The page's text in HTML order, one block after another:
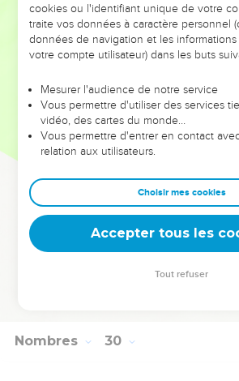
35 à 38La fête de clôture.
Le huitième jour...Le vingt-deuxième,
Lévitique 23.36
Formule finale.
Indépendamment de vos vœux
communauté tout entière ; en dehors de
sacrifices volontaires offerts par les
23.38
21).
Nombres 30
cookies ou l'identifiant unique de votre
traite vos données à caractère personnel
données de navigation et les
votre compte utilisateur) dans les buts
Mesurer l'audience de notre service
Vous permettre d'utiliser des services
vidéo, des cartes du monde…
Vous permettre d'entrer en contact
relation aux utilisateurs.
Choisir mes cookies
Accepter tous les
Tout refuser